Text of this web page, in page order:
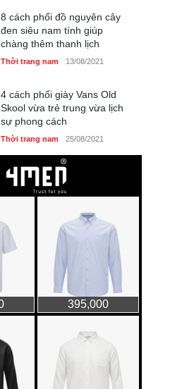
8 cách phối đồ nguyên cây
đen siêu nam tính giúp
chàng thêm thanh lịch
Thời trang nam 13/08/2021
4 cách phối giày Vans Old
Skool vừa trẻ trung vừa lịch
sự phong cách
Thời trang nam 25/08/2021